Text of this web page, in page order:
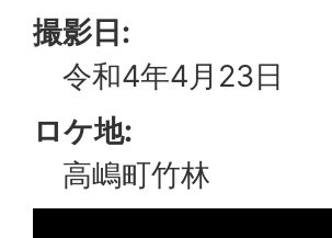
撮影日:
令和4年4月23日
ロケ地:
高嶋町竹林